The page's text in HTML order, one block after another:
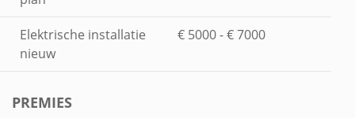
Elektrische installatie
nieuw
€ 5000 - € 7000
PREMIES